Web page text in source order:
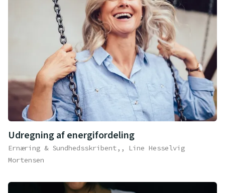
Udregning af energifordeling
Ernæring & Sundhedsskribent,, Line Hesselvig
Mortensen